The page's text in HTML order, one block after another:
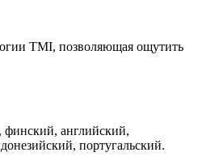
TMI, позволяющая ощутить
финский, английский,
португальский.